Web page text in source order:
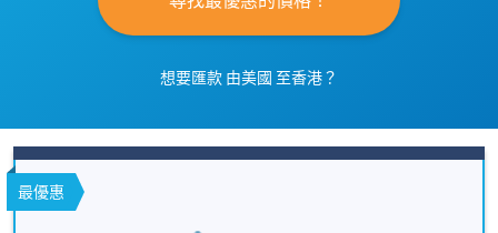
想要匯款 由美國 至香港？
最優惠